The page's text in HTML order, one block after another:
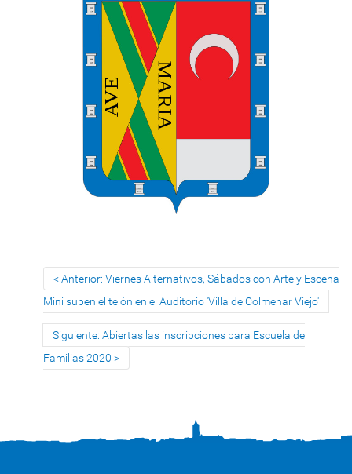
Anterior: Viernes Alternativos, Sábados con Arte y Escena
Mini suben el telón en el Auditorio 'Villa de Colmenar Viejo'
Siguiente: Abiertas las inscripciones para Escuela de
Familias 2020